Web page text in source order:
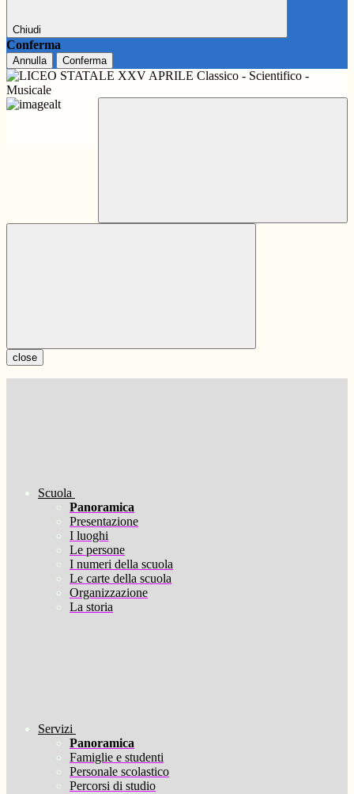
Chiudi
Conferma
Annulla Conferma
close
Scuola
Panoramica
Presentazione
I luoghi
Le persone
I numeri della scuola
Le carte della scuola
Organizzazione
La storia
Servizi
Panoramica
Famiglie e studenti
Personale scolastico
Percorsi di studio